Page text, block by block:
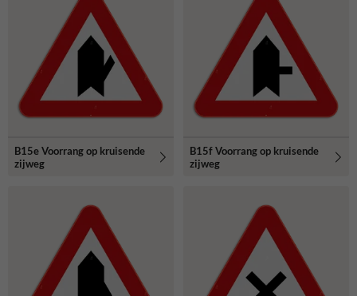
B15e Voorrang op kruisende
zijweg
B15f Voorrang op kruisende
zijweg